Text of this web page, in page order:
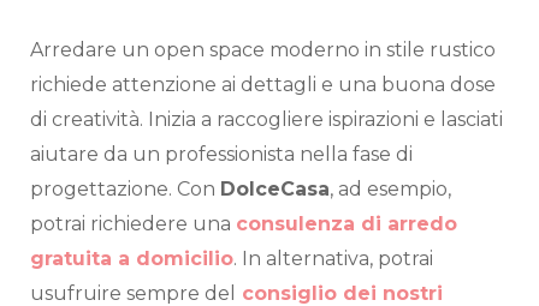
Arredare un open space moderno in stile rustico
richiede attenzione ai dettagli e una buona dose
di creatività. Inizia a raccogliere ispirazioni e lasciati
aiutare da un professionista nella fase di
progettazione. Con DolceCasa, ad esempio,
potrai richiedere una consulenza di arredo
gratuita a domicilio. In alternativa, potrai
usufruire sempre del
consiglio dei nostri